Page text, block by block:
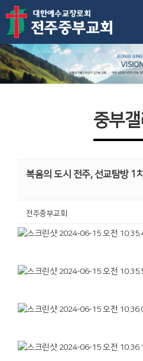
중부갤
복음의 도시 전주, 선교탐방 1
전주중부교회